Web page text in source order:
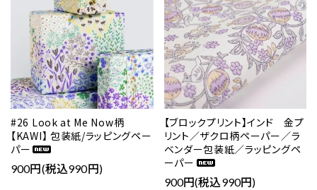
#26 Look at Me Now柄
【KAWI】 包装紙/ラッピングペー
パー
900円(税込990円)
【ブロックプリント】インド 金プ
リント／ザクロ柄ペーパー／ラ
ベンダー包装紙／ラッピングペ
ーパー
900円(税込990円)
キーワード